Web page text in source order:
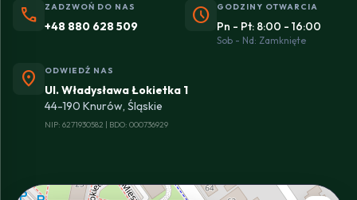
phone ZADZWOŃ DO NAS
+48 880 628 509 schedule GODZINY OTWARCIA
Pn - Pt: 8:00 - 16:00
Sob - Nd: Zamknięte
location_on ODWIEDŹ NAS
Ul. Władysława Łokietka 1
44-190 Knurów, Śląskie
NIP: 6271930582 | BDO: 000736929